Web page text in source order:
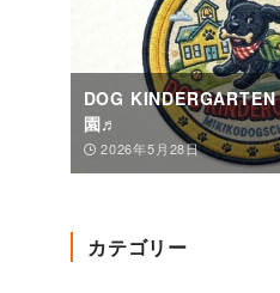
DOG
園♬
2026年5月28日
カテゴリー